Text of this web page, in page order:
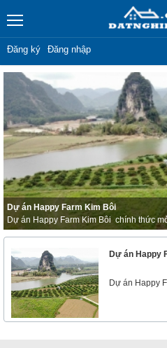
Đăng ký Đăng nhập
Dự án Happy Farm Kim Bôi
Dự án Happy Farm Kim Bôi chính thức
Dự án Happy
Dự án Happy